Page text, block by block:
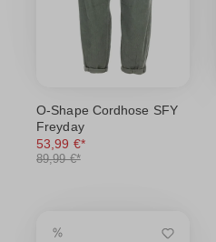
O-Shape Cordhose SFY
Freyday
53,99 €*
89,99 €*